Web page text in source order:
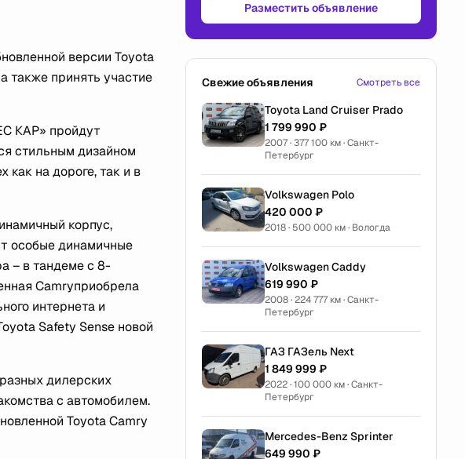
версии Toyota
также принять участие
КАР» пройдут
стильным дизайном
как на дороге, так и в
корпус,
особые динамичные
– в тандеме с 8-
Camryприобрела
интернета и
Safety Sense новой
дилерских
с автомобилем.
Toyota Camry
Разместить объявление
Свежие объявления Смотреть все
Toyota Land Cruiser Prado
1 799 990 ₽
2007 · 377 100 км · Санкт-
Петербург
Volkswagen Polo
420 000 ₽
2018 · 500 000 км · Вологда
Volkswagen Caddy
619 990 ₽
2008 · 224 777 км · Санкт-
Петербург
ГАЗ ГАЗель Next
1 849 999 ₽
2022 · 100 000 км · Санкт-
Петербург
Mercedes-Benz Sprinter
649 990 ₽